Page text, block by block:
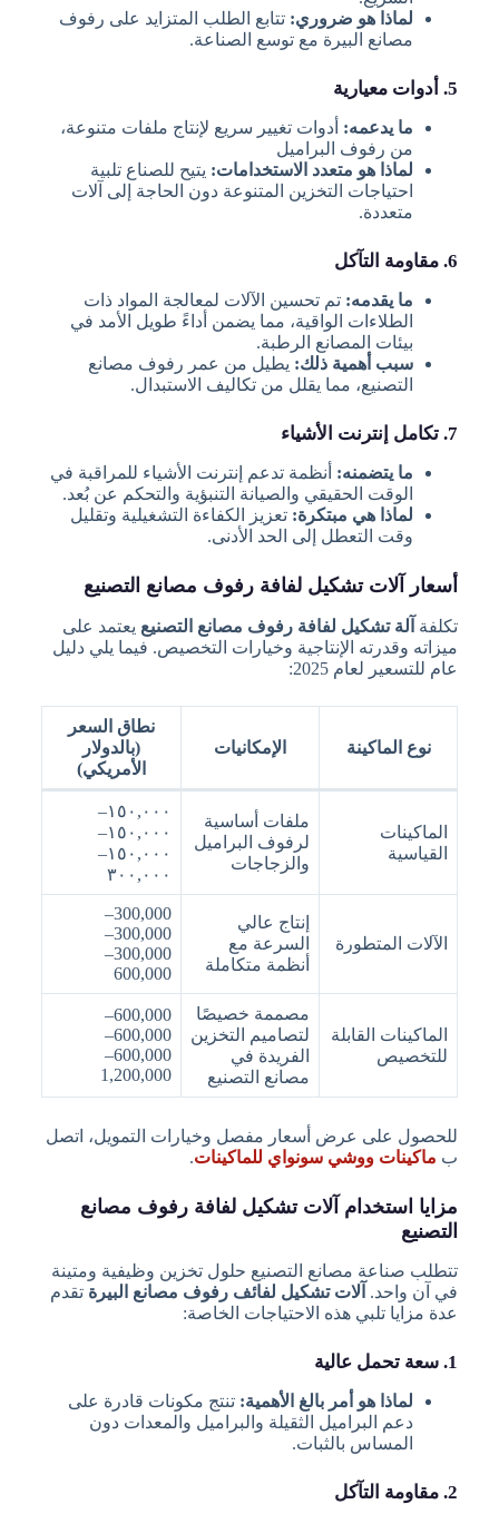
لماذا هو ضروري: تتابع الطلب المتزايد على رفوف
مصانع البيرة مع توسع الصناعة.
5. أدوات معيارية
ما يدعمه: أدوات تغيير سريع لإنتاج ملفات متنوعة،
من رفوف البراميل
لماذا هو متعدد الاستخدامات: يتيح للصناع تلبية
احتياجات التخزين المتنوعة دون الحاجة إلى آلات
متعددة.
6. مقاومة التآكل
ما يقدمه: تم تحسين الآلات لمعالجة المواد ذات
الطلاءات الواقية، مما يضمن أداءً طويل الأمد في
بيئات المصانع الرطبة.
سبب أهمية ذلك: يطيل من عمر رفوف مصانع
التصنيع، مما يقلل من تكاليف الاستبدال.
7. تكامل إنترنت الأشياء
ما يتضمنه: أنظمة تدعم إنترنت الأشياء للمراقبة في
الوقت الحقيقي والصيانة التنبؤية والتحكم عن بُعد.
لماذا هي مبتكرة: تعزيز الكفاءة التشغيلية وتقليل
وقت التعطل إلى الحد الأدنى.
أسعار آلات تشكيل لفافة رفوف مصانع التصنيع
تكلفة آلة تشكيل لفافة رفوف مصانع التصنيع يعتمد على
ميزاته وقدرته الإنتاجية وخيارات التخصيص. فيما يلي دليل
عام للتسعير لعام 2025:
نوع الماكينة الإمكانيات
نطاق السعر
(بالدولار
الأمريكي)
الماكينات
القياسية
ملفات أساسية
لرفوف البراميل
والزجاجات
١٥٠,٠٠٠–
١٥٠,٠٠٠–
١٥٠,٠٠٠–
٣٠٠,٠٠٠
الآلات المتطورة
إنتاج عالي
السرعة مع
أنظمة متكاملة
300,000–
300,000–
300,000–
600,000
الماكينات القابلة
للتخصيص
مصممة خصيصًا
لتصاميم التخزين
الفريدة في
مصانع التصنيع
600,000–
600,000–
600,000–
1,200,000
للحصول على عرض أسعار مفصل وخيارات التمويل، اتصل
ب ماكينات ووشي سونواي للماكينات.
مزايا استخدام آلات تشكيل لفافة رفوف مصانع
التصنيع
تتطلب صناعة مصانع التصنيع حلول تخزين وظيفية ومتينة
في آن واحد. آلات تشكيل لفائف رفوف مصانع البيرة تقدم
عدة مزايا تلبي هذه الاحتياجات الخاصة:
1. سعة تحمل عالية
لماذا هو أمر بالغ الأهمية: تنتج مكونات قادرة على
دعم البراميل الثقيلة والبراميل والمعدات دون
المساس بالثبات.
2. مقاومة التآكل